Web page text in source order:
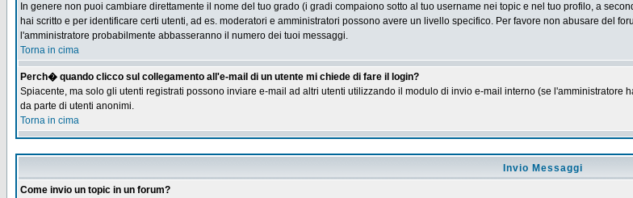
In genere non puoi cambiare direttamente il nome del tuo grado (i gradi compaiono sotto al tuo username nei topic e nel tuo profilo, a
hai scritto e per identificare certi utenti, ad es. moderatori e amministratori possono avere un livello specifico. Per favore non abusare del
l'amministratore probabilmente abbasseranno il numero dei tuoi messaggi.
Torna in cima
Perch� quando clicco sul collegamento all'e-mail di un utente mi chiede di fare il login?
Spiacente, ma solo gli utenti registrati possono inviare e-mail ad altri utenti utilizzando il modulo di invio e-mail interno (se l'amministratore
da parte di utenti anonimi.
Torna in cima
Invio Messaggi
Come invio un topic in un forum?